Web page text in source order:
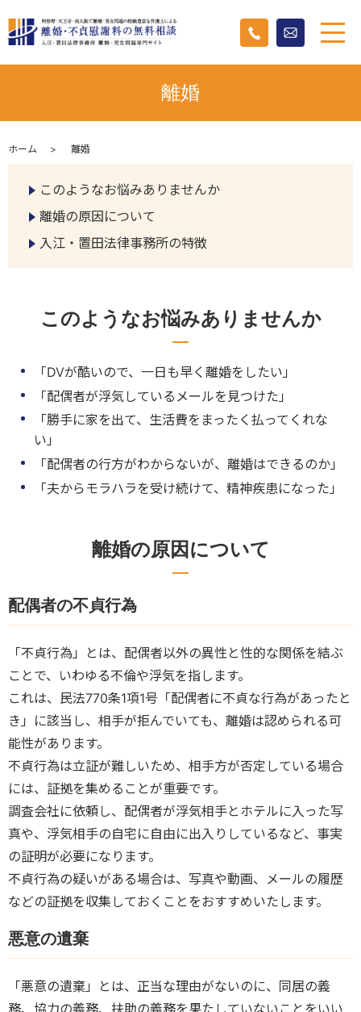
離婚
ホーム 離婚
このようなお悩みありませんか
離婚の原因について
入江・置田法律事務所の特徴
このようなお悩みありませんか
「DVが酷いので、一日も早く離婚をしたい」
「配偶者が浮気しているメールを見つけた」
「勝手に家を出て、生活費をまったく払ってくれな
い」
「配偶者の行方がわからないが、離婚はできるのか」
「夫からモラハラを受け続けて、精神疾患になった」
離婚の原因について
配偶者の不貞行為
「不貞行為」とは、配偶者以外の異性と性的な関係を結ぶ
ことで、いわゆる不倫や浮気を指します。
これは、民法770条1項1号「配偶者に不貞な行為があったと
き」に該当し、相手が拒んでいても、離婚は認められる可
能性があります。
不貞行為は立証が難しいため、相手方が否定している場合
には、証拠を集めることが重要です。
調査会社に依頼し、配偶者が浮気相手とホテルに入った写
真や、浮気相手の自宅に自由に出入りしているなど、事実
の証明が必要になります。
不貞行為の疑いがある場合は、写真や動画、メールの履歴
などの証拠を収集しておくことをおすすめいたします。
悪意の遺棄
「悪意の遺棄」とは、正当な理由がないのに、同居の義
務、協力の義務、扶助の義務を果たしていないことをいい